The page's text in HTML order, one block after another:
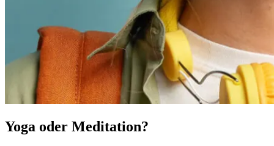
Yoga oder Meditation?